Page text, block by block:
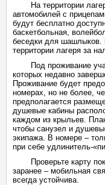
На территории
автомобилей с
будут бесплатно
баскетбольная,
беседки для шашлыков.
территории лагеря за
Под проживание
которых недавно
Проживание будет
номерах, но не более,
предполагается
душевые кабины
каждом из крыльев.
чтобы санузел и
экипажа. В номере –
при себе удлинитель-
Проверьте карту
заранее – мобильная
всегда устойчива.